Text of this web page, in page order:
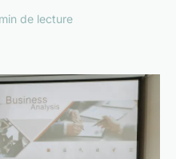
de lecture